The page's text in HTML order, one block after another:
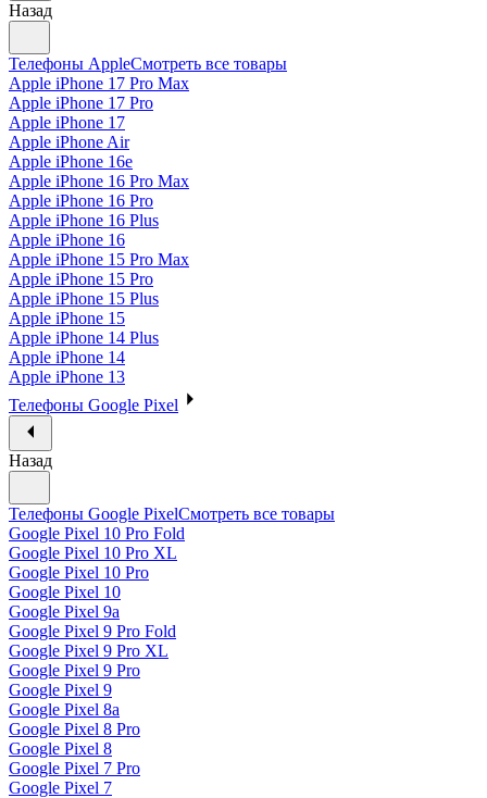
Назад
Телефоны AppleСмотреть все товары
Apple iPhone 17 Pro Max
Apple iPhone 17 Pro
Apple iPhone 17
Apple iPhone Air
Apple iPhone 16e
Apple iPhone 16 Pro Max
Apple iPhone 16 Pro
Apple iPhone 16 Plus
Apple iPhone 16
Apple iPhone 15 Pro Max
Apple iPhone 15 Pro
Apple iPhone 15 Plus
Apple iPhone 15
Apple iPhone 14 Plus
Apple iPhone 14
Apple iPhone 13
Телефоны Google Pixel
Назад
Телефоны Google PixelСмотреть все товары
Google Pixel 10 Pro Fold
Google Pixel 10 Pro XL
Google Pixel 10 Pro
Google Pixel 10
Google Pixel 9a
Google Pixel 9 Pro Fold
Google Pixel 9 Pro XL
Google Pixel 9 Pro
Google Pixel 9
Google Pixel 8a
Google Pixel 8 Pro
Google Pixel 8
Google Pixel 7 Pro
Google Pixel 7